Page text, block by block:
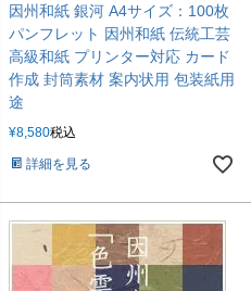
因州和紙 銀河 A4サイズ：100枚
パンフレット 因州和紙 伝統工芸
高級和紙 プリンター対応 カード
作成 封筒素材 案内状用 包装紙用
途
¥8,580税込
詳細を見る